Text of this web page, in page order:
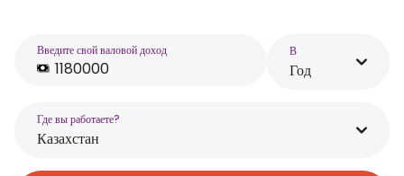
Введите свой валовой доход В
Год
Где вы работаете?
Казахстан